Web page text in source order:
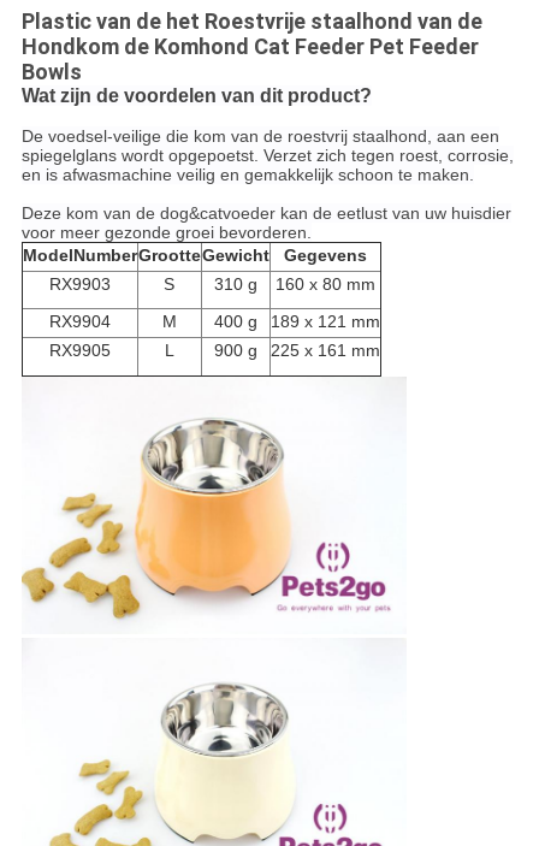
Plastic van de het Roestvrije staalhond van de
Hondkom de Komhond Cat Feeder Pet Feeder
Bowls
Wat zijn de voordelen van dit product?
De voedsel-veilige die kom van de roestvrij staalhond, aan een
spiegelglans wordt opgepoetst. Verzet zich tegen roest, corrosie,
en is afwasmachine veilig en gemakkelijk schoon te maken.
Deze kom van de dog&catvoeder kan de eetlust van uw huisdier
voor meer gezonde groei bevorderen.
ModelNumberGrootteGewicht
Gegevens
RX9903
S 310 g
160 x 80 mm
RX9904
M 400 g
189 x 121 mm
RX9905
L 900 g 225 x 161 mm